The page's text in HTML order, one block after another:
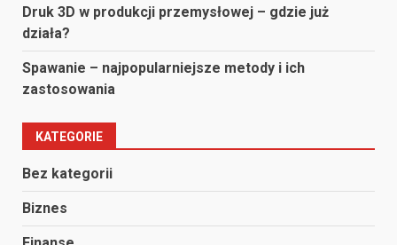
Druk 3D w produkcji przemysłowej – gdzie już
działa?
Spawanie – najpopularniejsze metody i ich
zastosowania
KATEGORIE
Bez kategorii
Biznes